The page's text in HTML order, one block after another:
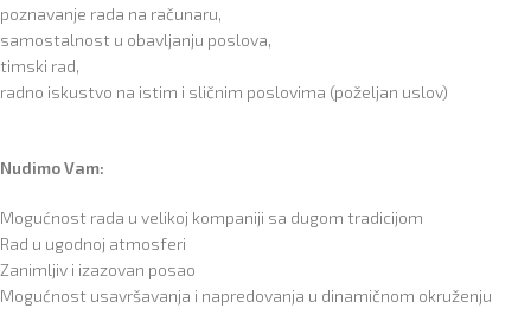
poznavanje rada na računaru,
samostalnost u obavljanju poslova,
timski rad,
radno iskustvo na istim i sličnim poslovima (poželjan uslov)
Nudimo Vam:
Mogućnost rada u velikoj kompaniji sa dugom tradicijom
Rad u ugodnoj atmosferi
Zanimljiv i izazovan posao
Mogućnost usavršavanja i napredovanja u dinamičnom okruženju